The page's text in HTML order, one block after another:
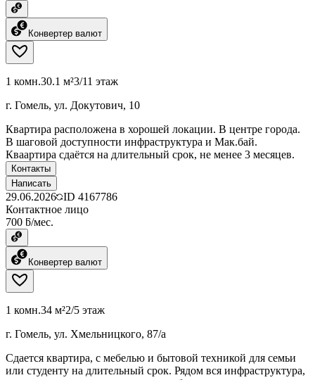
Конвертер валют
1 комн.30.1 м²3/11 этаж
г. Гомель, ул. Докутович, 10
Квартира расположена в хорошей локации. В центре города.
В шаговой доступности инфраструктура и Мак.бай.
Кваартира сдаётся на длительный срок, не менее 3 месяцев.
Контакты
Написать
29.06.2026 ID 4167786
Контактное лицо
700 ƃ/мес.
Конвертер валют
1 комн.34 м²2/5 этаж
г. Гомель, ул. Хмельницкого, 87/а
Сдается квартира, с мебелью и бытовой техникой для семьи
или студенту на длительный срок. Рядом вся инфраструктура,